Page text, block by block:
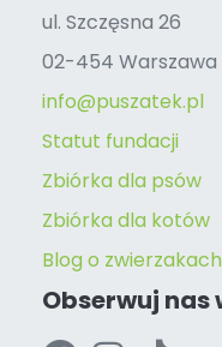
ul. Szczęsna 26
02-454 Warszawa
info@puszatek.pl
Statut fundacji
Zbiórka dla psów
Zbiórka dla kotów
Blog o zwierzakach
Obserwuj nas